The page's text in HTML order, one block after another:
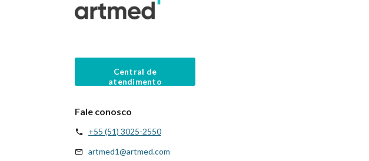
Central de
atendimento
Fale conosco
+55 (51) 3025-2550
artmed1@artmed.com